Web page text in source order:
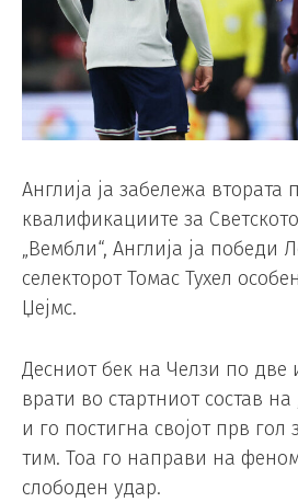
Англија ја забележа втората
квалификациите за
„Вембли“, Англија ја победи
селекторот Томас Тухел
Џејмс.
Десниот бек на Челзи по две
врати во стартниот состав
и го постигна својот прв
тим. Тоа го направи на
слободен удар.